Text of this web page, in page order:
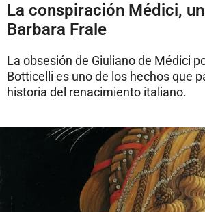
La conspiración Médici,
Barbara Frale
La obsesión de Giuliano de Médici
Botticelli es uno de los hechos que
historia del renacimiento italiano.